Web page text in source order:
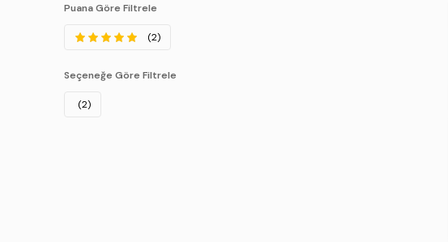
Puana Göre Filtrele
(2)
Seçeneğe Göre Filtrele
(2)